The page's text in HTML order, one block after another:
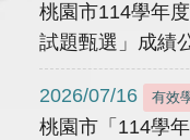
桃園市114學年
試題甄選」成績
2026/07/16 有效
桃園市「114學